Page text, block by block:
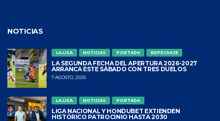
NOTICIAS
LA LIGA NOTICIAS PORTADA REPECHAJE
LA SEGUNDA FECHA DEL APERTURA 2026-2027
ARRANCA ESTE SÁBADO CON TRES DUELOS
7 AGOSTO, 2026
LA LIGA NOTICIAS PORTADA
LIGA NACIONAL Y HONDUBET EXTIENDEN
HISTÓRICO PATROCINIO HASTA 2030